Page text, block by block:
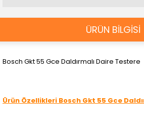
ÜRÜN BİLGİSİ
Bosch Gkt 55 Gce Daldırmalı Daire Testere
Ürün Özellikleri Bosch Gkt 55 Gce